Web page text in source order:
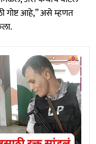
गोष्ट आहे,” असे म्हणत